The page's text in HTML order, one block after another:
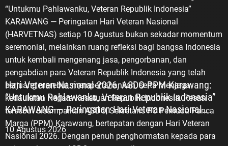
satu langkah yang dinilai strategis.
Selain memperkenalkan sejarah
perjuangan bangsa, kegiatan
tersebut diharapkan mampu
membangun karakter generasi
muda yang memiliki patriotisme,
nasionalisme, kecintaan terhadap
tanah air, serta kesadaran akan
pentingnya persatuan dan
kesatuan. “LVRI dan PPM akan
terus menanamkan Jiwa, Semangat
dan Nilai-Nilai ’45. Kami akan
Hari Veteran Nasional 2026, ASDO PPM Karawang:
“Untukmu Pahlawanku, Veteran Republik Indonesia”
KARAWANG — Peringatan Hari Veteran Nasional
(HARVETNAS) setiap 10 Agustus bukan sekadar
momentum seremonial, melainkan ruang refleksi bagi
10 Agustus 2026